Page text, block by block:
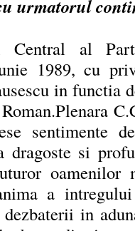
urmatorul
Central al
1989, cu
in functia
sentimente
dragoste si
oamenilor
a
in